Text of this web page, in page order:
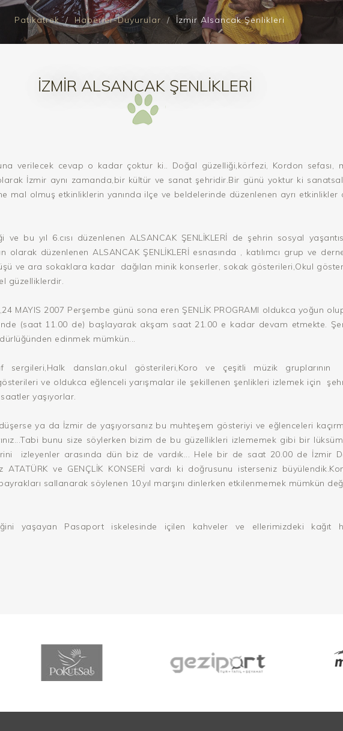
Patikatrek Haberler-Duyurular İzmir Alsancak Şenlikleri
İZMIR ALSANCAK ŞENLIKLERI
verilecek cevap o kadar çoktur ki.. Doğal güzelliği,körfezi, Kordon sefası,
İzmir aynı zamanda,bir kültür ve sanat şehridir.Bir günü yoktur ki
mal olmuş etkinliklerin yanında ilçe ve beldelerinde düzenlenen ayrı etkinlikler
bu yıl 6.cısı düzenlenen ALSANCAK ŞENLİKLERİ de şehrin sosyal
düzenlenen ALSANCAK ŞENLİKLERİ esnasında , katılımcı grup ve
ve ara sokaklara kadar dağılan minik konserler, sokak gösterileri,Okul
güzelliklerdir.
MAYIS 2007 Perşembe günü sona eren ŞENLİK PROGRAMI oldukca yoğun
(saat 11.00 de) başlayarak akşam saat 21.00 e kadar devam etmekte.
edinmek mümkün...
sergileri,Halk dansları,okul gösterileri,Koro ve çeşitli müzik
ve oldukca eğlenceli yarışmalar ile şekillenen şenlikleri izlemek için
yaşıyorlar.
ya da İzmir de yaşıyorsanız bu muhteşem gösteriyi ve eğlenceleri
bunu size söylerken bizim de bu güzellikleri izlememek gibi bir
izleyenler arasında dün biz de vardık... Hele bir de saat 20.00 de İzmir
ATATÜRK ve GENÇLİK KONSERİ vardı ki doğrusunu isterseniz
sallanarak söylenen 10.yıl marşını dinlerken etkilenmemek mümkün
yaşayan Pasaport iskelesinde içilen kahveler ve ellerimizdeki kağıt